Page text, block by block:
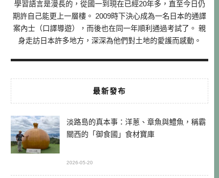
學習語言是漫長的，從國一到現在已經20年多，直至今日仍
期許自己能更上一層樓。 2009時下決心成為一名日本的通譯
案內士（口譯導遊），而後也在同一年順利通過考試了。 親
身走訪日本許多地方，深深為他們對土地的愛護而感動。
最新發布
淡路島的真本事：洋蔥、章魚與鱧魚，稱霸
關西的「御食國」食材寶庫
2026-05-20